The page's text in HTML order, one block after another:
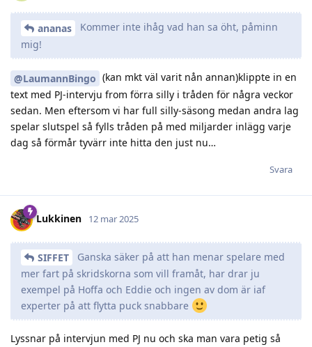
ananas
Kommer inte ihåg vad han sa öht, påminn
mig!
@LaumannBingo (kan mkt väl varit nån annan)klippte in en
text med PJ-intervju from förra silly i tråden för några veckor
sedan. Men eftersom vi har full silly-säsong medan andra lag
spelar slutspel så fylls tråden på med miljarder inlägg varje
dag så förmår tyvärr inte hitta den just nu…
Svara
Lukkinen 12 mar 2025
SIFFET
Ganska säker på att han menar spelare med
mer fart på skridskorna som vill framåt, har drar ju
exempel på Hoffa och Eddie och ingen av dom är iaf
experter på att flytta puck snabbare
Lyssnar på intervjun med PJ nu och ska man vara petig så